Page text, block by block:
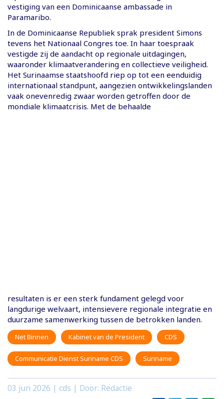
vestiging van een Dominicaanse ambassade in
Paramaribo.
In de Dominicaanse Republiek sprak president Simons
tevens het Nationaal Congres toe. In haar toespraak
vestigde zij de aandacht op regionale uitdagingen,
waaronder klimaatverandering en collectieve veiligheid.
Het Surinaamse staatshoofd riep op tot een eenduidig
internationaal standpunt, aangezien ontwikkelingslanden
vaak onevenredig zwaar worden getroffen door de
mondiale klimaatcrisis. Met de behaalde
resultaten is er een sterk fundament gelegd voor
langdurige welvaart, intensievere regionale integratie en
duurzame samenwerking tussen de betrokken landen.
Net Binnen Kabinet van de President CDS
Communicatie Dienst Suriname CDS Suriname
03 jun 2026 | cds | Door: Redactie